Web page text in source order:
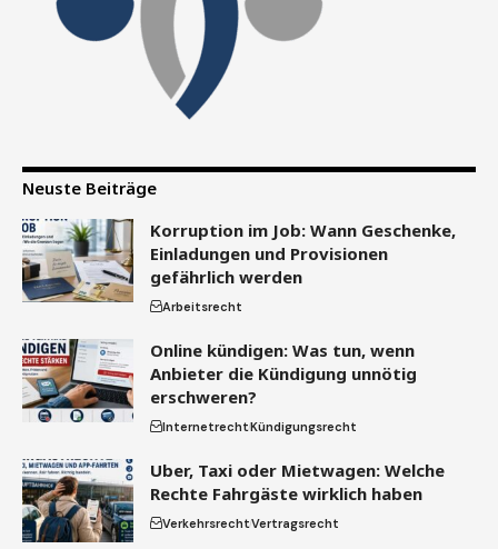
Neuste Beiträge
Korruption im Job: Wann Geschenke,
Einladungen und Provisionen
gefährlich werden
Arbeitsrecht
Online kündigen: Was tun, wenn
Anbieter die Kündigung unnötig
erschweren?
InternetrechtKündigungsrecht
Uber, Taxi oder Mietwagen: Welche
Rechte Fahrgäste wirklich haben
VerkehrsrechtVertragsrecht